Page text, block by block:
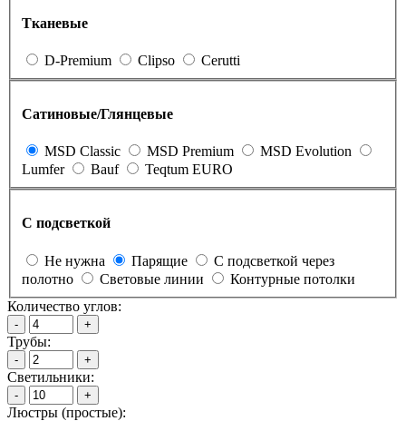
Тканевые
D-Premium Clipso Cerutti
Сатиновые/Глянцевые
MSD Classic MSD Premium
MSD Evolution
Lumfer
Bauf Teqtum EURO
С подсветкой
Не нужна Парящие
С подсветкой через
полотно
Световые линии
Контурные потолки
Количество углов:
- +
Трубы:
- +
Светильники:
- +
Люстры (простые):